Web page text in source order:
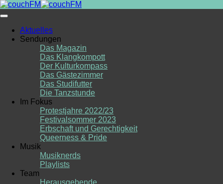
Skip
to
Aktuelles
Sendungen
Das Magazin
Das Klangkompott
Der Kulturkompass
Das Gästezimmer
Das Studifutter
Die Tanzstunde
Im Fokus
Protestjahre 2022/23
Festivalsommer 2023
Erbschaft und Gerechtigkeit
Queerness & Pride
Musik
Musiknerds
Playlists
Team
Herausgebende